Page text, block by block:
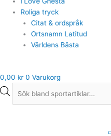
Roliga tryck
Citat & ordspråk
Ortsnamn Latitud
Världens Bästa
0,00 kr 0 Varukorg